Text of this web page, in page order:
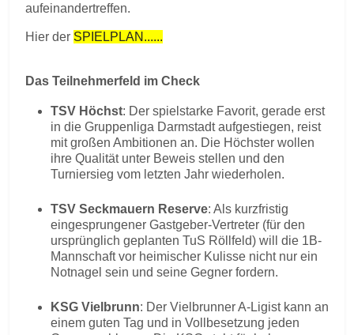
aufeinandertreffen.
Hier der SPIELPLAN......
Das Teilnehmerfeld im Check
TSV Höchst: Der spielstarke Favorit, gerade erst
in die Gruppenliga Darmstadt aufgestiegen, reist
mit großen Ambitionen an. Die Höchster wollen
ihre Qualität unter Beweis stellen und den
Turniersieg vom letzten Jahr wiederholen.
TSV Seckmauern Reserve: Als kurzfristig
eingesprungener Gastgeber-Vertreter (für den
ursprünglich geplanten TuS Röllfeld) will die 1B-
Mannschaft vor heimischer Kulisse nicht nur ein
Notnagel sein und seine Gegner fordern.
KSG Vielbrunn: Der Vielbrunner A-Ligist kann an
einem guten Tag und in Vollbesetzung jeden